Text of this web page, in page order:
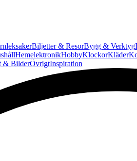
Biljetter & ResorBygg & Verktyg
HemelektronikHobbyKlockorKläder
& BilderÖvrigtInspiration